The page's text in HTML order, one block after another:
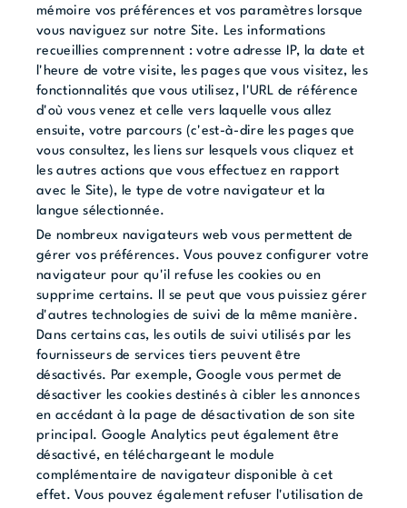
mémoire vos préférences et vos paramètres lorsque
vous naviguez sur notre Site. Les informations
recueillies comprennent : votre adresse IP, la date et
l'heure de votre visite, les pages que vous visitez, les
fonctionnalités que vous utilisez, l'URL de référence
d'où vous venez et celle vers laquelle vous allez
ensuite, votre parcours (c'est-à-dire les pages que
vous consultez, les liens sur lesquels vous cliquez et
les autres actions que vous effectuez en rapport
avec le Site), le type de votre navigateur et la
langue sélectionnée.
De nombreux navigateurs web vous permettent de
gérer vos préférences. Vous pouvez configurer votre
navigateur pour qu'il refuse les cookies ou en
supprime certains. Il se peut que vous puissiez gérer
d'autres technologies de suivi de la même manière.
Dans certains cas, les outils de suivi utilisés par les
fournisseurs de services tiers peuvent être
désactivés. Par exemple, Google vous permet de
désactiver les cookies destinés à cibler les annonces
en accédant à lapage de désactivation de son site
principal. Google Analytics peut également être
désactivé, en téléchargeant le module
complémentaire de navigateur disponible à cet
effet. Vous pouvez également refuser l'utilisation de